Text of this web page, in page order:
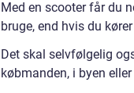
Med en scooter får du
bruge, end hvis du
Det skal selvfølgelig
købmanden, i byen